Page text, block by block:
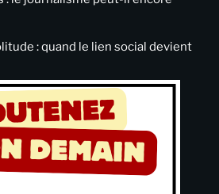
: quand le lien social devient